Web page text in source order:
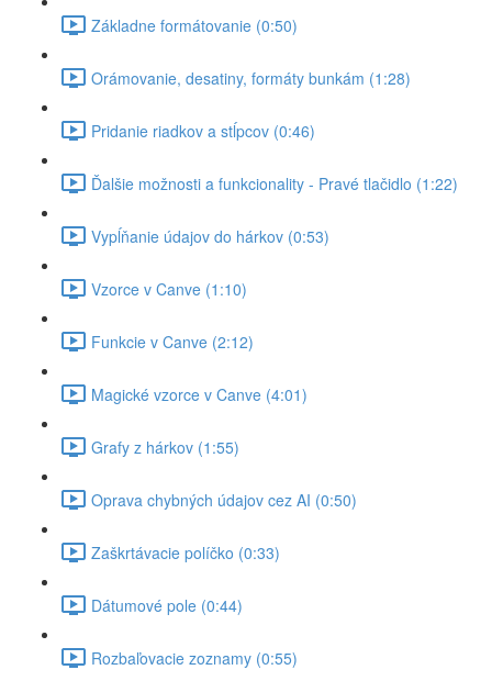
Základne formátovanie (0:50)
Orámovanie, desatiny, formáty bunkám (1:28)
Pridanie riadkov a stĺpcov (0:46)
Ďalšie možnosti a funkcionality - Pravé tlačidlo (1:22)
Vypĺňanie údajov do hárkov (0:53)
Vzorce v Canve (1:10)
Funkcie v Canve (2:12)
Magické vzorce v Canve (4:01)
Grafy z hárkov (1:55)
Oprava chybných údajov cez AI (0:50)
Zaškrtávacie políčko (0:33)
Dátumové pole (0:44)
Rozbaľovacie zoznamy (0:55)